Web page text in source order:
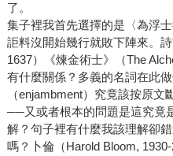
了。
集子裡我首先選擇的是〈為浮
詎料沒開始幾行就敗下陣來。
1637）《煉金術士》（The
有什麼關係？多義的名詞在此
（enjambment）究竟該按原
──又或者根本的問題是這究竟
解？句子裡有什麼我該理解卻
嗎？卜倫（Harold Bloom,